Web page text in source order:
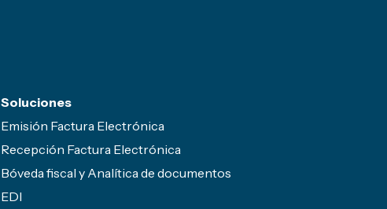
Soluciones
Emisión Factura Electrónica
Recepción Factura Electrónica
Bóveda fiscal y Analítica de documentos
EDI